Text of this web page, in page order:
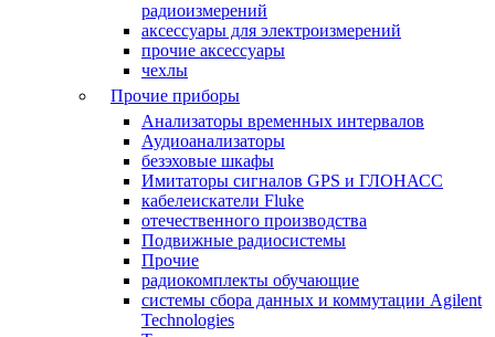
радиоизмерений
аксессуары для электроизмерений
прочие аксессуары
чехлы
Прочие приборы
Анализаторы временных интервалов
Аудиоанализаторы
безэховые шкафы
Имитаторы сигналов GPS и ГЛОНАСС
кабелеискатели Fluke
отечественного производства
Подвижные радиосистемы
Прочие
радиокомплекты обучающие
системы сбора данных и коммутации Agilent
Technologies